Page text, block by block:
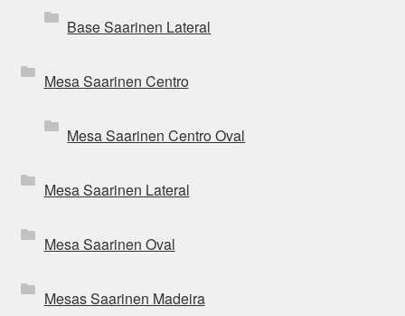
Base Saarinen Lateral
Mesa Saarinen Centro
Mesa Saarinen Centro Oval
Mesa Saarinen Lateral
Mesa Saarinen Oval
Mesas Saarinen Madeira